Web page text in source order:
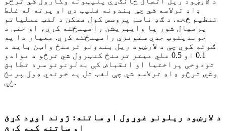
ډاډ ترلاسه شي چې بندونه فلیټ دي او پرته له غلط
تنظیم څخه. د ګډ ناسم پروسس کول ممکن د لفټ عملیاتو
پرمهال شور یا وایبریشن رامینځته کړي، او حتی د
خوندیتوب جدي ستونزې رامینځته کړي. معیار دا په
ګوته کوي چې د لارښود ریل بندونو ترمنځ واټن باید د
0.1 او 0.5 ملي میتر ترمنځ کنټرول شي ترڅو د موادو
تودوخې پراختیا او انقباض کې بدلونونو سره تطابق
وشي ترڅو ډاډ ترلاسه شي چې لفټ تل په خوندي ډول پرمخ
ځي.
د لارښود ریلونو غوړول او ساتنه: ژوند اوږد کړئ
او ساتنه کمه کړئ